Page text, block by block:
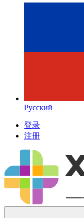
Русский
登录
注册